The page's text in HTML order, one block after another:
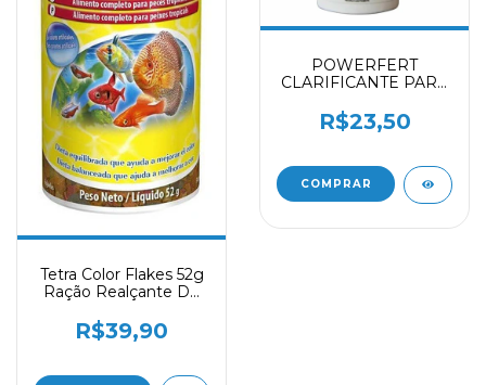
Tetra Color Flakes 52g
Ração Realçante De
R$39,90
POWERFERT
CLARIFICANTE PARA
DOCE CLEAR - 50ML
R$23,50